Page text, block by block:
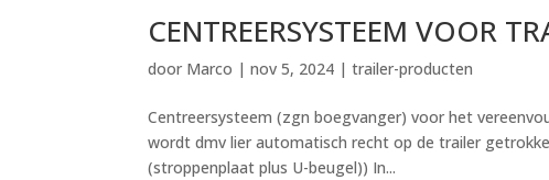
CENTREERSYSTEEM VOOR
door Marco |nov 5, 2024 |trailer-producten
Centreersysteem (zgn boegvanger) voor het
wordt dmv lier automatisch recht op de trailer
(stroppenplaat plus U-beugel)) In...